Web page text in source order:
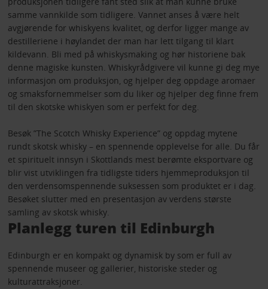
samme vannkilde som tidligere. Vannet anses å være helt
avgjørende for whiskyens kvalitet, og derfor ligger mange av
destilleriene i høylandet der man har lett tilgang til klart
kildevann. Bli med på whiskysmaking og hør historiene bak
denne magiske kunsten. Whiskyrådgivere vil kunne gi deg mye
informasjon om produksjon, og hjelper deg oppdage aromaer
og smaksfornemmelser som du liker og hjelper deg finne frem
til den skotske whiskyen som er perfekt for deg.
Besøk ”The Scotch Whisky Experience” og oppdag mytene
rundt skotsk whisky – en spennende opplevelse for alle. Du får
et spirituelt innsyn i Skottlands mest berømte eksportvare og
blir vist utviklingen fra tidligste tiders hjemmeproduksjon til
den verdensomspennende suksessen som produktet er i dag.
Besøket slutter med en presentasjon av verdens største
samling av skotsk whisky.
Planlegg turen til Edinburgh
Edinburgh er en kompakt og dynamisk by som er full av
spennende museer og gallerier, historiske steder og
kulturattraksjoner.